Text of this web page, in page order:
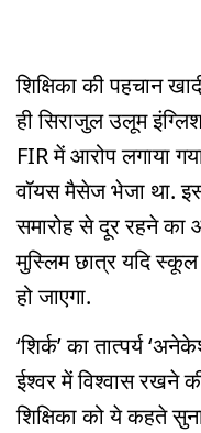
शिक्षिका की पहचान
ही सिराजुल उलूम
FIR में आरोप लगाया
वॉयस मैसेज भेजा था.
समारोह से दूर रहने का
मुस्लिम छात्र यदि स्कूल
हो जाएगा.
‘शिर्क’ का तात्पर्य
ईश्वर में विश्वास रखने
शिक्षिका को ये कहते